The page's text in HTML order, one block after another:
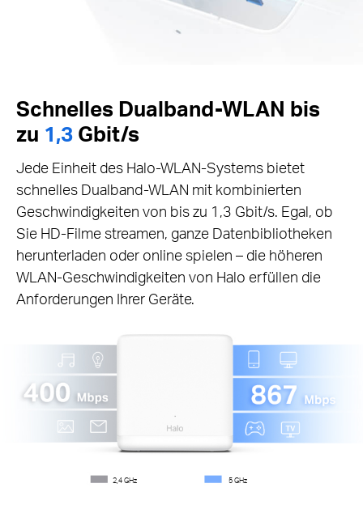
Schnelles Dualband-WLAN bis
zu 1,3 Gbit/s
Jede Einheit des Halo-WLAN-Systems bietet
schnelles Dualband-WLAN mit kombinierten
Geschwindigkeiten von bis zu 1,3 Gbit/s. Egal, ob
Sie HD-Filme streamen, ganze Datenbibliotheken
herunterladen oder online spielen – die höheren
WLAN-Geschwindigkeiten von Halo erfüllen die
Anforderungen Ihrer Geräte.
2,4 GHz 5 GHz